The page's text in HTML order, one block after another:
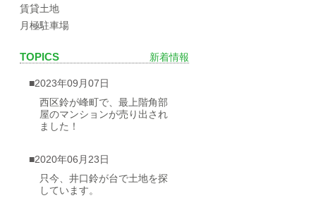
賃貸土地
月極駐車場
TOPICS 新着情報
■2023年09月07日
西区鈴が峰町で、最上階角部
屋のマンションが売り出され
ました！
■2020年06月23日
只今、井口鈴が台で土地を探
しています。